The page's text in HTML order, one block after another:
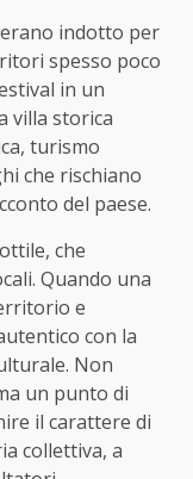
indotto per
spesso poco
in un
villa storica
turismo
che rischiano
del paese.
che
Quando una
e
con la
Non
un punto di
il carattere di
collettiva, a